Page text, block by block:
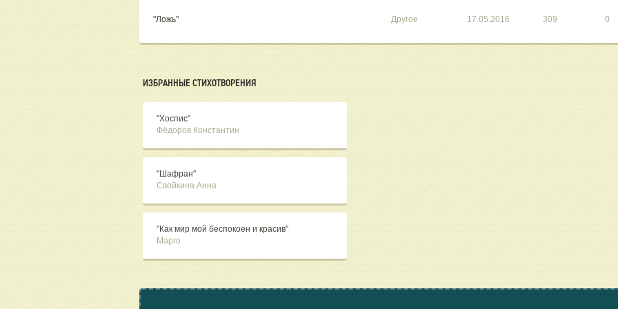
"Ложь" Другое 17.05.2016 309 0
ИЗБРАННЫЕ СТИХОТВОРЕНИЯ
"Хоспис"
Фёдоров Константин
"Шафран"
Свойкина Анна
"Как мир мой беспокоен и красив"
Марго